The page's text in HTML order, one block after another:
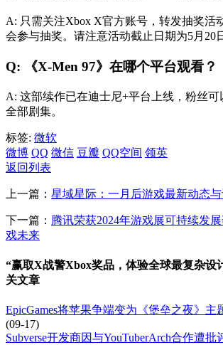
A: 只需关注Xbox X官方账号，转发抽奖活
会参与抽奖。请注意活动截止日期为5月20
Q: 《X-Men 97》在哪个平台观看？
A: 这部续作已在迪士尼+平台上线，粉丝
全部剧集。
标签: 微软
微博 QQ 微信 豆瓣 QQ空间 领英
返回列表
上一篇： 星域星际：一月后游戏最新动态与
下一篇： 腾讯荣获2024年游戏展可持续发
戏未来
“赢取X战警Xbox奖品，体验全球最复杂设
关文章
EpicGames将苹果争端变为《堡垒之夜》主
(09-17)
Subverse开发商因与YouTuberArch合作遭